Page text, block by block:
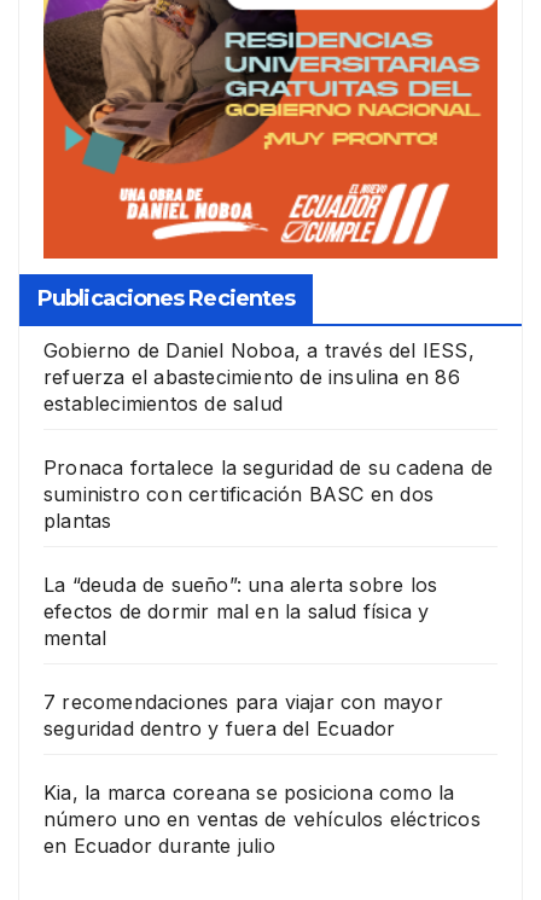
Publicaciones Recientes
Gobierno de Daniel Noboa, a través del IESS,
refuerza el abastecimiento de insulina en 86
establecimientos de salud
Pronaca fortalece la seguridad de su cadena de
suministro con certificación BASC en dos
plantas
La “deuda de sueño”: una alerta sobre los
efectos de dormir mal en la salud física y
mental
7 recomendaciones para viajar con mayor
seguridad dentro y fuera del Ecuador
Kia, la marca coreana se posiciona como la
número uno en ventas de vehículos eléctricos
en Ecuador durante julio